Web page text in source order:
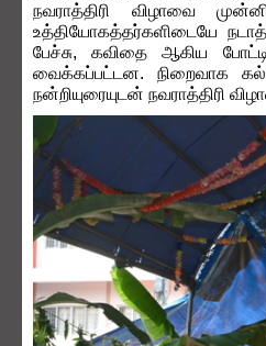
நவராத்திரி விழாவை
உத்தியோகத்தர்களிடையே
பேச்சு, கவிதை ஆகிய
வைக்கப்பட்டன. நிறைவாக
நன்றியுரையுடன் நவராத்திரி